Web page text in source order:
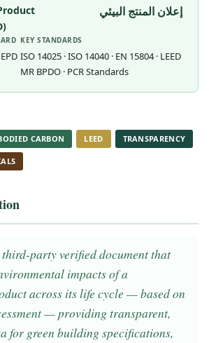
إعلان المنتج البيئي
KEY STANDARDS
ISO 14025 · ISO 14040 · EN 15804 · LEED
MR BPDO · PCR Standards
CARBON LEED TRANSPARENCY
party verified document that
impacts of a
across its life cycle — based on
— providing transparent,
for green building specifications,